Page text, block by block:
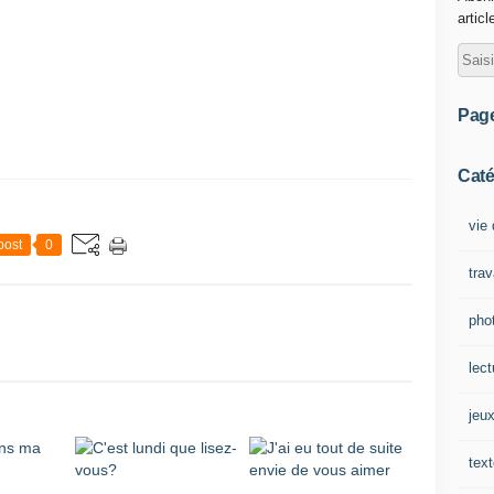
0
vie
jeux